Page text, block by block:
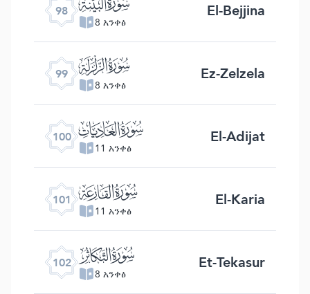
98
8 አንቀፅ El-Bejjina
99 ﰐ
8 አንቀፅ Ez-Zelzela
100 ﰑ
11 አንቀፅ El-Adijat
101 ﰒ
11 አንቀፅ El-Karia
102 ﰓ
8 አንቀፅ Et-Tekasur